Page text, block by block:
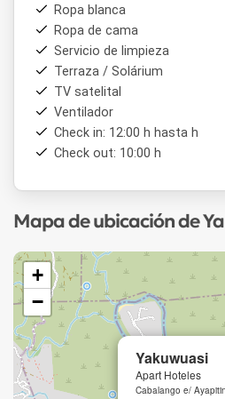
Ropa blanca
Ropa de cama
Servicio de limpieza
Terraza / Solárium
TV satelital
Ventilador
Check in: 12:00 h hasta h
Check out: 10:00 h
Mapa de ubicación de
Yakuwuasi
Apart Hoteles
Cabalango e/
+
−